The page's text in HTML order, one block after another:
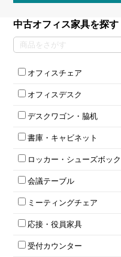
中古オフィス家具を探す
オフィスチェア
肘無しチェア
役員チェア
オフィスチェアその他
オフィスデスク
フリーアドレスデスク（
昇降デスク
両袖机
デスクワゴン・脇机
インワゴン2段
インワゴン3段
脇机
書庫・キャビネット
ハイキャビネット
ローキャビネット
両開きキャビネット
上下連結キャビネット
軽量ラック（スチールラ
収納家具その他
ロッカー・シューズボッ
1人用ロッカー
2人用ロッカー
3人用ロッカー
5人用ロッカー
8人用ロッカー
会議テーブル
スタッキングテーブル
ネスティングテーブル
カウンターテーブル
ミーティングチェア
キャスター付きミーティ
スタッキングミーティン
テーブル付きミーティン
応接・役員家具
応接セット
応接ソファ
受付カウンター